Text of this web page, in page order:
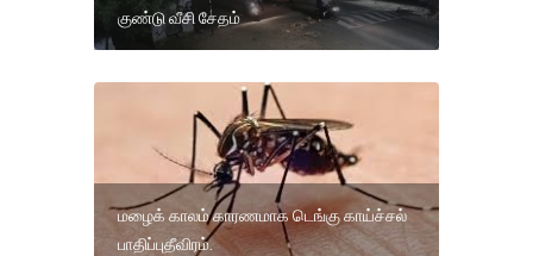
குண்டு வீசி சேதம்
மழைக் காலம் காரணமாக டெங்கு காய்ச்சல்
பாதிப்புதீவிரம்.